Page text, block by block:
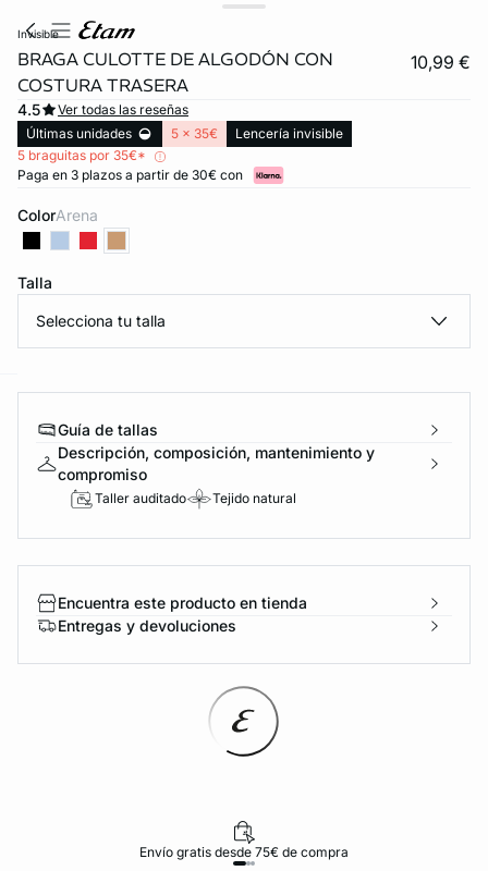
invisible
BRAGA CULOTTE DE ALGODÓN CON
COSTURA TRASERA
10,99 €
4.5
Ver todas las reseñas
Últimas unidades
5 x 35€
Lencería invisible
5 braguitas por 35€*
Paga en 3 plazos a partir de 30€ con
Color arena
Talla
Selecciona tu talla
Guía de tallas
Descripción, composición, mantenimiento y
compromiso
Taller auditado Tejido natural
Encuentra este producto en tienda
Entregas y devoluciones
Envío gratis desde 75€ de compra